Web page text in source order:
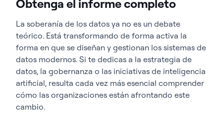
Obtenga el informe completo
La soberanía de los datos ya no es un debate
teórico. Está transformando de forma activa la
forma en que se diseñan y gestionan los sistemas de
datos modernos. Si te dedicas a la estrategia de
datos, la gobernanza o las iniciativas de inteligencia
artificial, resulta cada vez más esencial comprender
cómo las organizaciones están afrontando este
cambio.